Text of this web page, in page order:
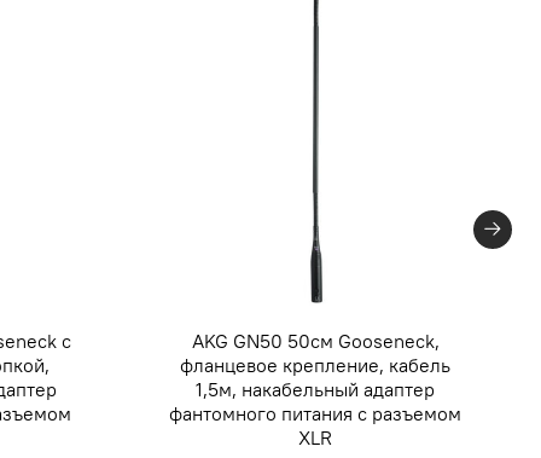
с
AKG GN50 50см Gooseneck,
фланцевое крепление, кабель
1,5м, накабельный адаптер
фантомного питания с разъемом
XLR